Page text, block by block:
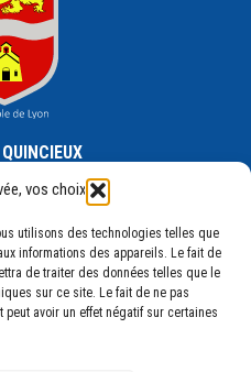
vos choix
utilisons des technologies telles que
informations des appareils. Le fait de
de traiter des données telles que le
sur ce site. Le fait de ne pas
avoir un effet négatif sur certaines
69650 Quincieux
légales